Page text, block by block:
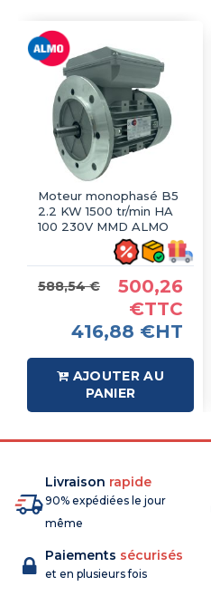
Moteur monophasé B5
2.2 KW 1500 tr/min HA
100 230V MMD ALMO
588,54 €
500,26
€TTC
416,88 €HT
AJOUTER AU
PANIER
Livraison rapide
90% expédiées le jour
même
Paiements sécurisés
et en plusieurs fois